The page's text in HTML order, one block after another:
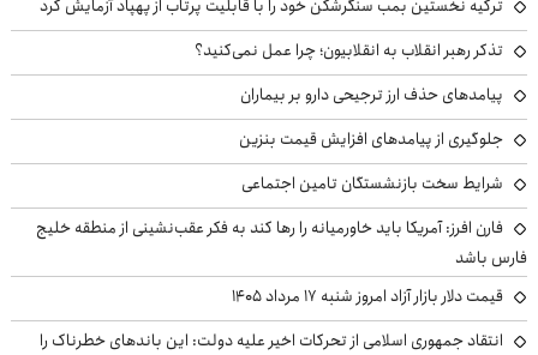
ترکیه نخستین بمب سنگرشکن خود را با قابلیت پرتاب از پهپاد آزمایش کرد
تذکر رهبر انقلاب به انقلابیون؛ چرا عمل نمی‌کنید؟
پیامدهای حذف ارز ترجیحی دارو بر بیماران
جلوگیری از پیامدهای افزایش قیمت بنزین
شرایط سخت بازنشستگان تامین اجتماعی
فارن افرز: آمریکا باید خاورمیانه را رها کند به فکر عقب‌نشینی از منطقه خلیج
فارس باشد
قیمت دلار بازار آزاد امروز شنبه ۱۷ مرداد ۱۴۰۵
انتقاد جمهوری اسلامی از تحرکات اخیر علیه دولت: این باندهای خطرناک را